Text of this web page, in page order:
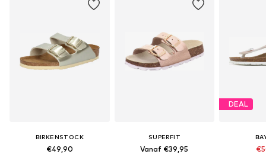
BIRKENSTOCK
€49,90
SUPERFIT
Vanaf €39,95
DEAL